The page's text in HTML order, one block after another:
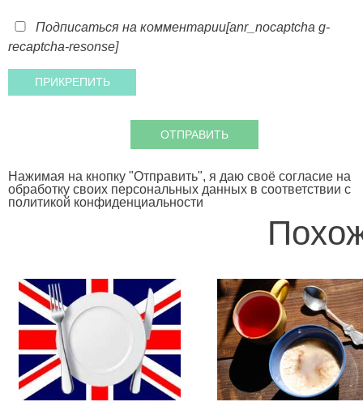
Подписаться на комментарии[anr_nocaptcha g-
recaptcha-resonse]
Нажимая на кнопку "Отправить", я даю своё согласие на
обработку своих персональных данных в соответствии с
политикой конфиденциальности